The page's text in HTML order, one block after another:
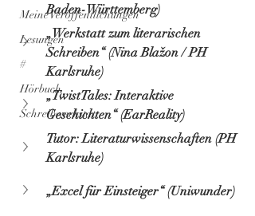
Meine Veröffentlichungen
Lesungen
#
Hörbuch
Schreibwerkstatt
Baden-Württemberg)
„Werkstatt zum literarischen
Schreiben“ (Nina Blažon / PH
Karlsruhe)
„TwistTales: Interaktive
Geschichten“ (EarReality)
Tutor: Literaturwissenschaften (PH
Karlsruhe)
„Excel für Einsteiger“ (Uniwunder)